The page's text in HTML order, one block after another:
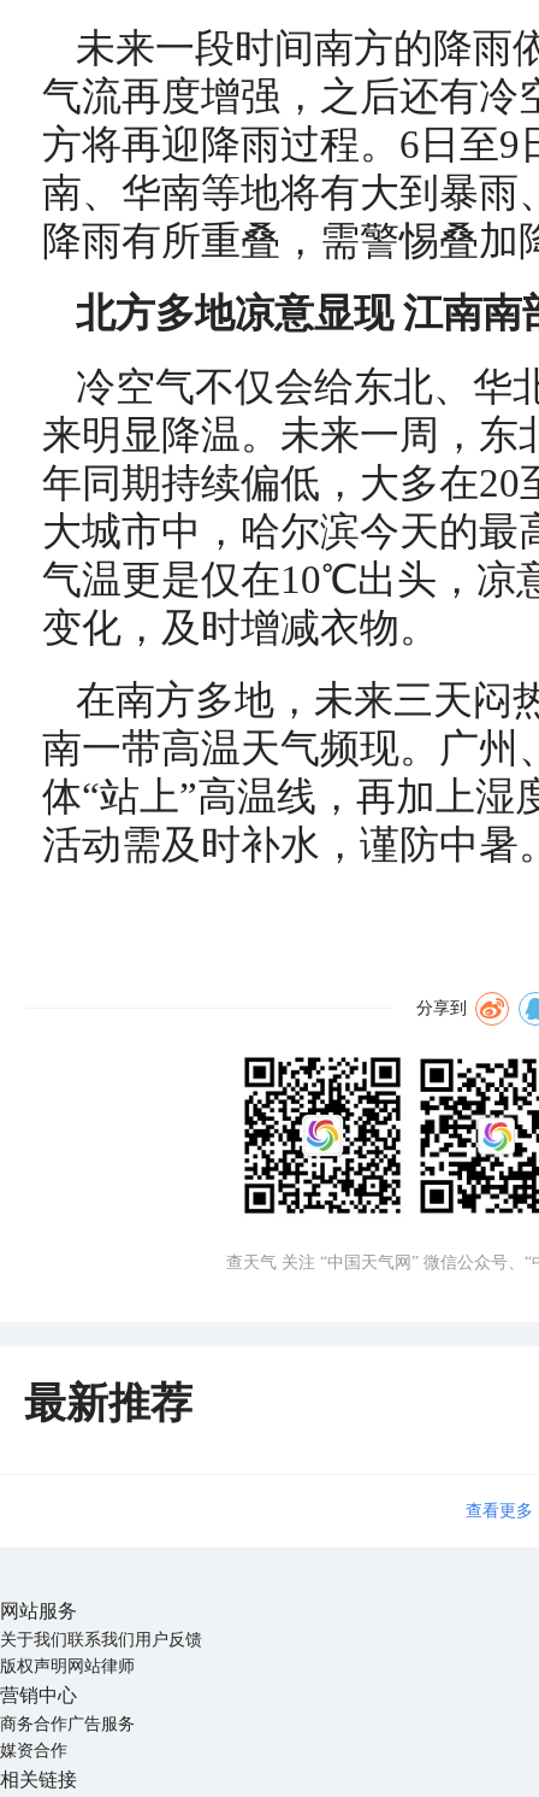
未来一段时间南方的降雨
气流再度增强，之后还有冷
方将再迎降雨过程。6日至
南、华南等地将有大到暴雨
降雨有所重叠，需警惕叠加
北方多地凉意显现 江南
冷空气不仅会给东北、华
来明显降温。未来一周，东
年同期持续偏低，大多在
大城市中，哈尔滨今天的
气温更是仅在10℃出头，凉
变化，及时增减衣物。
在南方多地，未来三天闷
南一带高温天气频现。广州
体“站上”高温线，再加上湿
活动需及时补水，谨防中暑
分享到
查天气 关注 “中国天气网” 微信公众号、
最新推荐
查看更多
网站服务
关于我们联系我们 用户反馈
版权声明 网站律师
营销中心
商务合作广告服务
媒资合作
相关链接